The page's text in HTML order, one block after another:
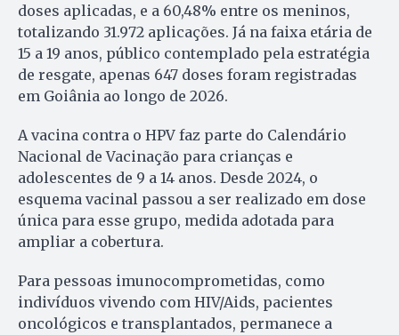
doses aplicadas, e a 60,48% entre os meninos,
totalizando 31.972 aplicações. Já na faixa etária de
15 a 19 anos, público contemplado pela estratégia
de resgate, apenas 647 doses foram registradas
em Goiânia ao longo de 2026.
A vacina contra o HPV faz parte do Calendário
Nacional de Vacinação para crianças e
adolescentes de 9 a 14 anos. Desde 2024, o
esquema vacinal passou a ser realizado em dose
única para esse grupo, medida adotada para
ampliar a cobertura.
Para pessoas imunocomprometidas, como
indivíduos vivendo com HIV/Aids, pacientes
oncológicos e transplantados, permanece a